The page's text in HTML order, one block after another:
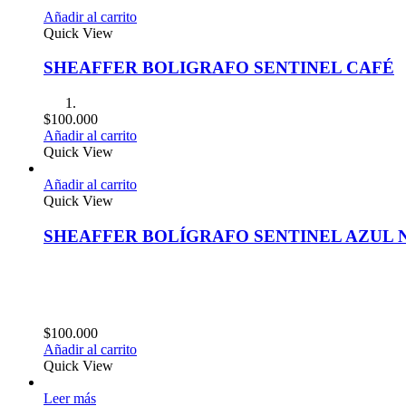
Añadir al carrito
Quick View
SHEAFFER BOLIGRAFO SENTINEL CAFÉ
$100.000
Añadir al carrito
Quick View
Añadir al carrito
Quick View
SHEAFFER BOLÍGRAFO SENTINEL AZUL
$100.000
Añadir al carrito
Quick View
Leer más